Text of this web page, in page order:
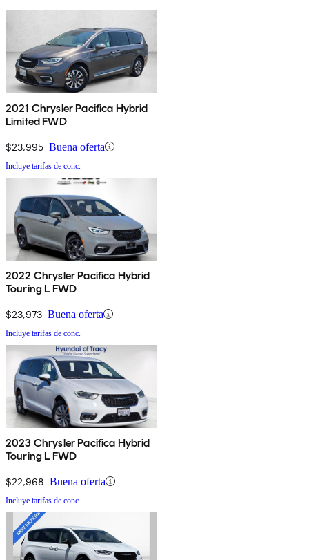
2021 Chrysler Pacifica Hybrid
Limited FWD
$23,995 Buena oferta
Incluye tarifas de conc.
2022 Chrysler Pacifica Hybrid
Touring L FWD
$23,973 Buena oferta
Incluye tarifas de conc.
2023 Chrysler Pacifica Hybrid
Touring L FWD
$22,968 Buena oferta
Incluye tarifas de conc.